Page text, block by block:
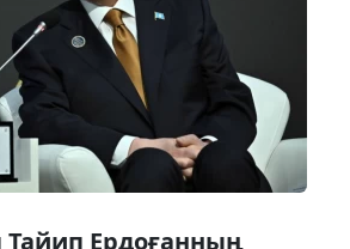
Тайип Ердоғанның